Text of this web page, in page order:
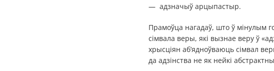
— адзначыў арцыпастыр.
Прамоўца нагадаў, што ў мінулым
сімвала веры, які вызнае веру ў
хрысціян аб’ядноўваюць сімвал
да адзінства не як нейкі